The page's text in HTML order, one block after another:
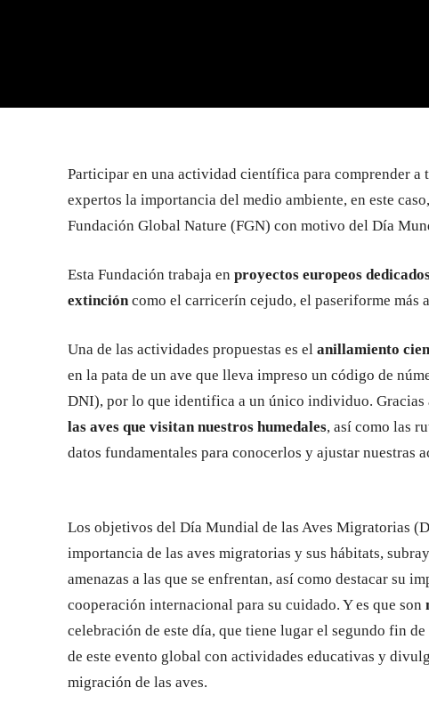
Participar en una actividad científica para comprender
expertos la importancia del medio ambiente, en este
Fundación Global Nature (FGN) con motivo del Día
Esta Fundación trabaja en proyectos europeos
extincióncomo el carricerín cejudo, el paseriforme más
Una de las actividades propuestas es el anillamiento
en la pata de un ave que lleva impreso un código de
DNI), por lo que identifica a un único individuo. Gracias
las aves que visitan nuestros humedales, así como las
datos fundamentales para conocerlos y ajustar nuestras
Los objetivos del Día Mundial de las Aves Migratorias
importancia de las aves migratorias y sus hábitats,
amenazas a las que se enfrentan, así como destacar su
cooperación internacional para su cuidado. Y es que son
celebración de este día, que tiene lugar el segundo fin
de este evento global con actividades educativas y
migración de las aves.